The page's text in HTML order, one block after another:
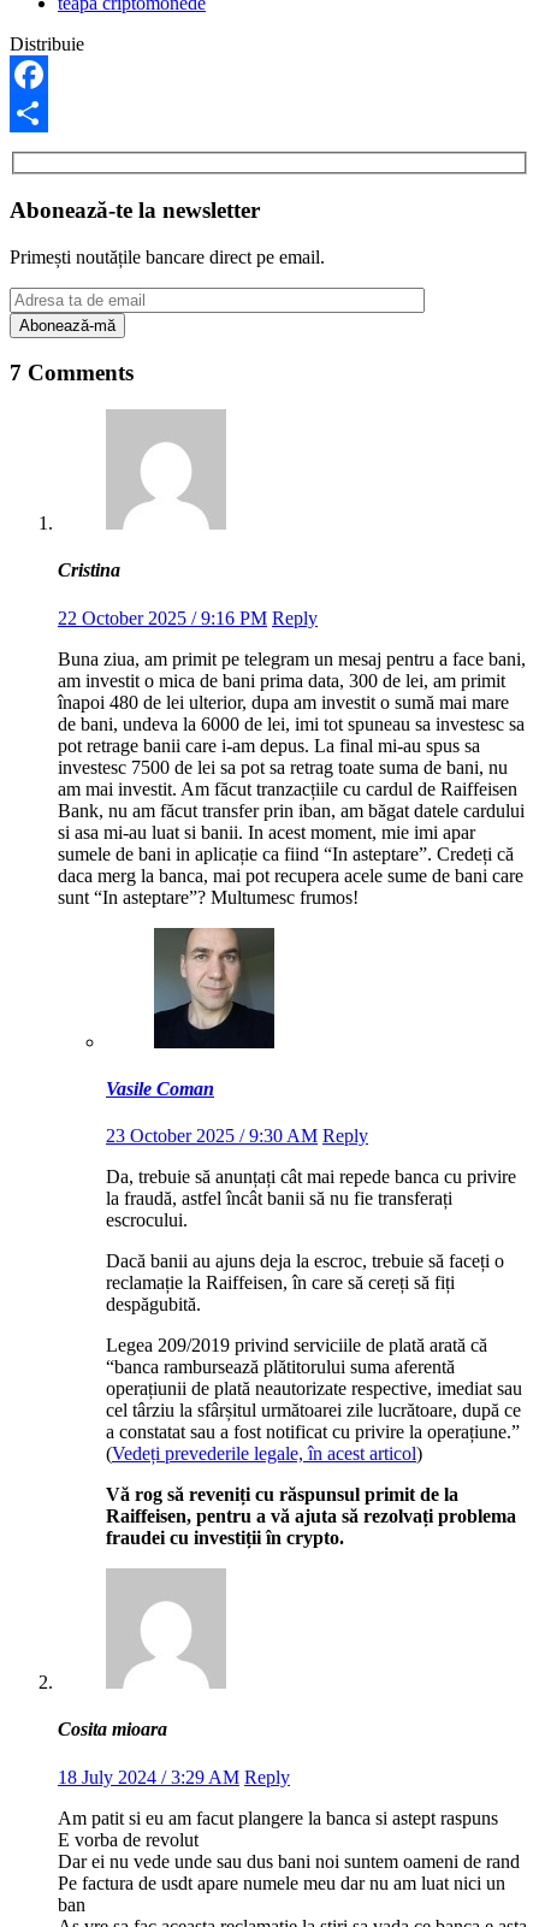
Distribuie
Facebook
Share
Abonează-te la newsletter
Primești noutățile bancare direct pe email.
7 Comments
Cristina
22 October 2025 / 9:16 PM Reply
Buna ziua, am primit pe telegram un mesaj pentru a face bani,
am investit o mica de bani prima data, 300 de lei, am primit
înapoi 480 de lei ulterior, dupa am investit o sumă mai mare
de bani, undeva la 6000 de lei, imi tot spuneau sa investesc sa
pot retrage banii care i-am depus. La final mi-au spus sa
investesc 7500 de lei sa pot sa retrag toate suma de bani, nu
am mai investit. Am făcut tranzacțiile cu cardul de Raiffeisen
Bank, nu am făcut transfer prin iban, am băgat datele cardului
si asa mi-au luat si banii. In acest moment, mie imi apar
sumele de bani in aplicație ca fiind “In asteptare”. Credeți că
daca merg la banca, mai pot recupera acele sume de bani care
sunt “In asteptare”? Multumesc frumos!
Vasile Coman
23 October 2025 / 9:30 AM Reply
Da, trebuie să anunțați cât mai repede banca cu privire
la fraudă, astfel încât banii să nu fie transferați
escrocului.
Dacă banii au ajuns deja la escroc, trebuie să faceți o
reclamație la Raiffeisen, în care să cereți să fiți
despăgubită.
Legea 209/2019 privind serviciile de plată arată că
“banca rambursează plătitorului suma aferentă
operațiunii de plată neautorizate respective, imediat sau
cel târziu la sfârșitul următoarei zile lucrătoare, după ce
a constatat sau a fost notificat cu privire la operațiune.”
(Vedeți prevederile legale, în acest articol)
Vă rog să reveniți cu răspunsul primit de la
Raiffeisen, pentru a vă ajuta să rezolvați problema
fraudei cu investiții în crypto.
Cosita mioara
18 July 2024 / 3:29 AM Reply
Am patit si eu am facut plangere la banca si astept raspuns
E vorba de revolut
Dar ei nu vede unde sau dus bani noi suntem oameni de rand
Pe factura de usdt apare numele meu dar nu am luat nici un
ban